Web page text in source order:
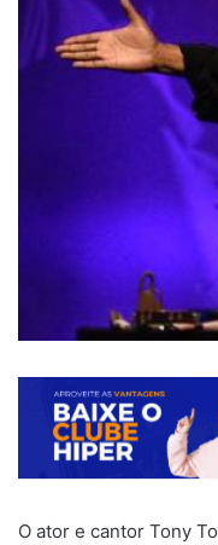
O ator e cantor Tony